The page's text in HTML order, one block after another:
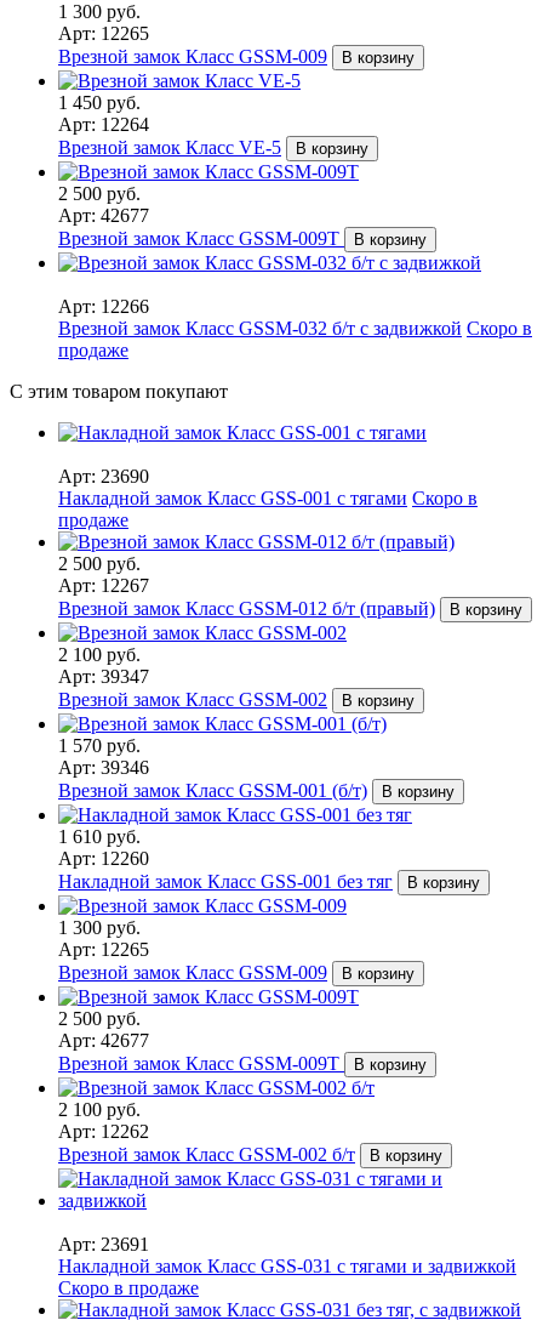
1 300 руб.
Арт: 12265
Врезной замок Класс GSSM-009
В корзину
1 450 руб.
Арт: 12264
Врезной замок Класс VE-5
В корзину
2 500 руб.
Арт: 42677
Врезной замок Класс GSSM-009Т
В корзину
Арт: 12266
Врезной замок Класс GSSM-032 б/т с задвижкой Скоро в
продаже
С этим товаром покупают
Арт: 23690
Накладной замок Класс GSS-001 с тягами Скоро в
продаже
2 500 руб.
Арт: 12267
Врезной замок Класс GSSM-012 б/т (правый)
В корзину
2 100 руб.
Арт: 39347
Врезной замок Класс GSSM-002
В корзину
1 570 руб.
Арт: 39346
Врезной замок Класс GSSM-001 (б/т)
В корзину
1 610 руб.
Арт: 12260
Накладной замок Класс GSS-001 без тяг
В корзину
1 300 руб.
Арт: 12265
Врезной замок Класс GSSM-009
В корзину
2 500 руб.
Арт: 42677
Врезной замок Класс GSSM-009Т
В корзину
2 100 руб.
Арт: 12262
Врезной замок Класс GSSM-002 б/т
В корзину
Арт: 23691
Накладной замок Класс GSS-031 с тягами и задвижкой
Скоро в продаже